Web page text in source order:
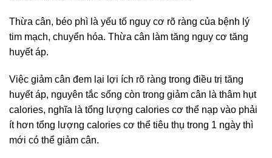
Thừa cân, béo phì là yếu tố nguy cơ rõ ràng của bệnh lý
tim mạch, chuyển hóa. Thừa cân làm tăng nguy cơ tăng
huyết áp.
Việc giảm cân đem lại lợi ích rõ ràng trong điều trị tăng
huyết áp, nguyên tắc sống còn trong giảm cân là thâm hụt
calories, nghĩa là tổng lượng calories cơ thể nạp vào phải
ít hơn tổng lượng calories cơ thể tiêu thụ trong 1 ngày thì
mới có thể giảm cân.